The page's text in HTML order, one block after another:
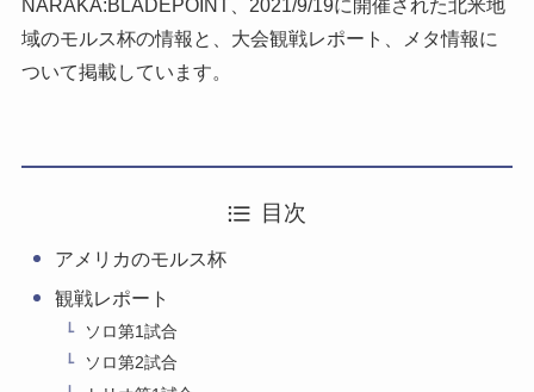
NARAKA:BLADEPOINT、2021/9/19に開催された北米地
域のモルス杯の情報と、大会観戦レポート、メタ情報に
ついて掲載しています。
目次
アメリカのモルス杯
観戦レポート
ソロ第1試合
ソロ第2試合